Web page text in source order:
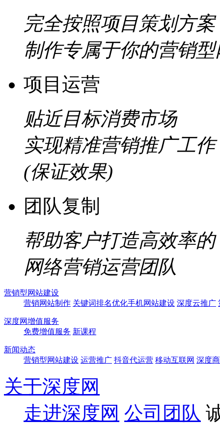
完全按照项目策划方案
制作专属于你的营销
项目运营
贴近目标消费市场
实现精准营销推广工作
(保证效果)
团队复制
帮助客户打造高效率的
网络营销运营团队
营销型网站建设
营销网站制作 关键词排名优化手机网站建设 深度云推广
深度网增值服务
免费增值服务 新课程
新闻动态
营销型网站建设 运营推广 抖音代运营 移动互联网 深度
关于深度网
走进深度网 公司团队